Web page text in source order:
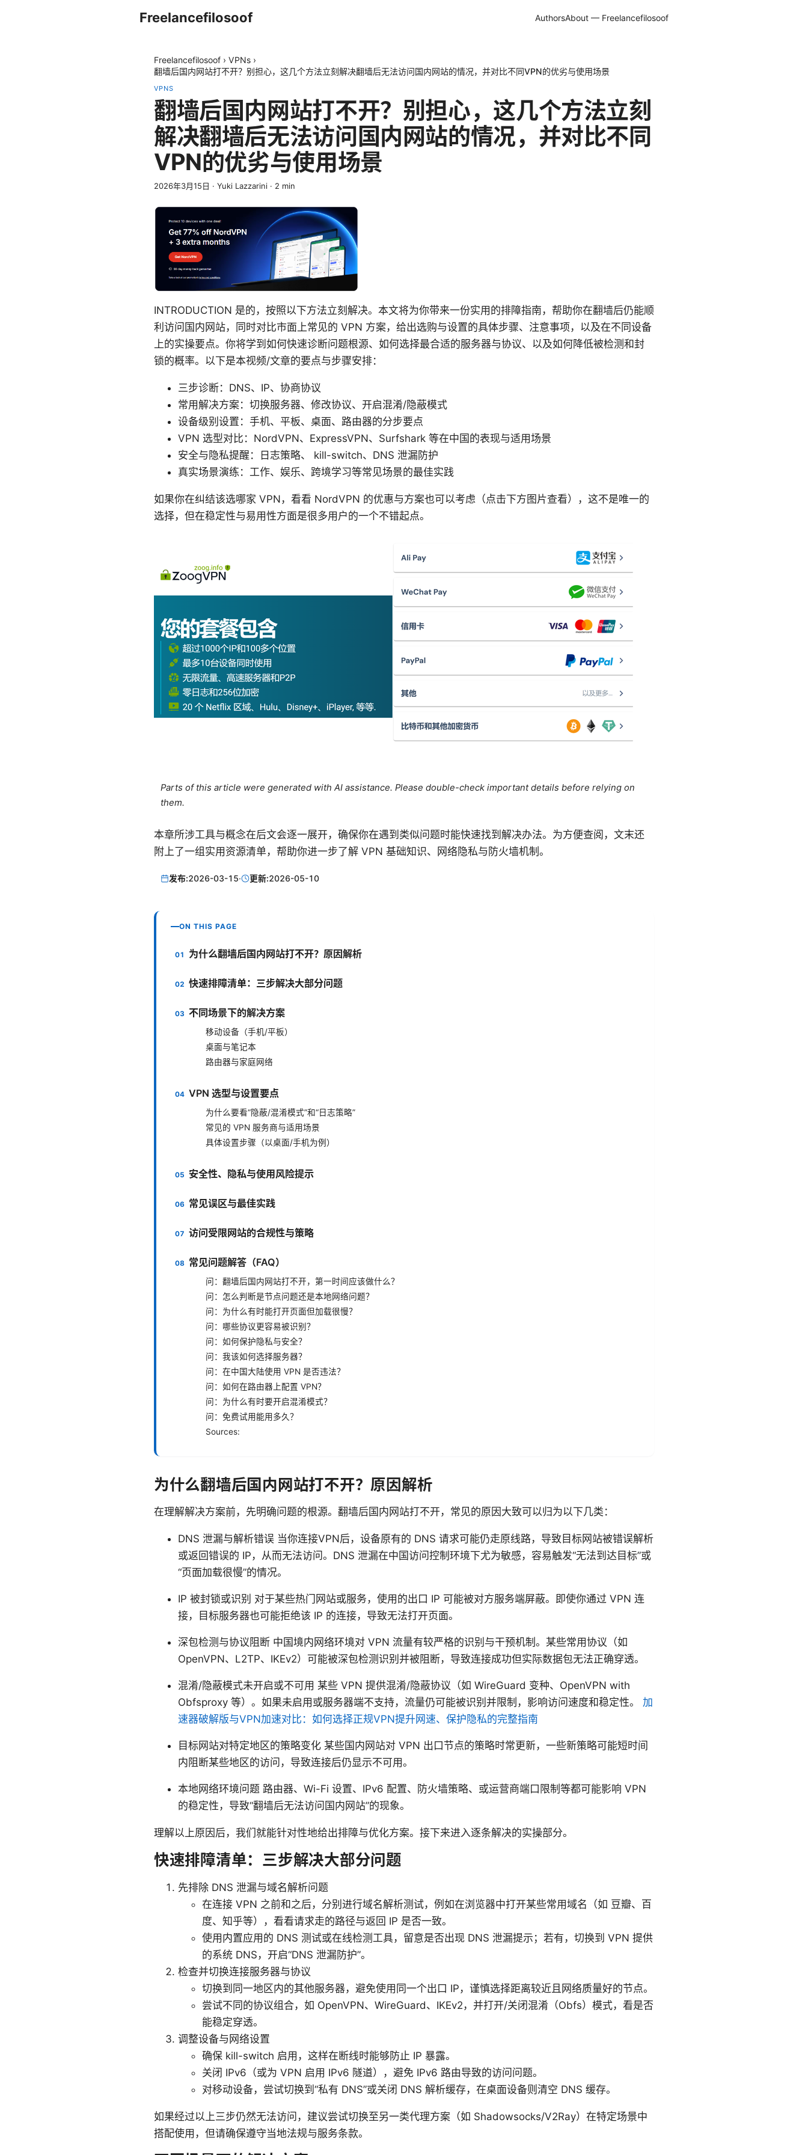
Freelancefilosoof AuthorsAbout — Freelancefilosoof
Freelancefilosoof › VPNs ›
翻墙后国内网站打不开？别担心，这几个方法立刻解决翻墙后无法访问国内网站的情况，并对比不同VPN的优劣与使用场景
VPNS
翻墙后国内网站打不开？别担心，这几个方法立刻
解决翻墙后无法访问国内网站的情况，并对比不同
VPN的优劣与使用场景
2026年3月15日 · Yuki Lazzarini · 2 min
INTRODUCTION 是的，按照以下方法立刻解决。本文将为你带来一份实用的排障指南，帮助你在翻墙后仍能顺
利访问国内网站，同时对比市面上常见的 VPN 方案，给出选购与设置的具体步骤、注意事项，以及在不同设备
上的实操要点。你将学到如何快速诊断问题根源、如何选择最合适的服务器与协议、以及如何降低被检测和封
锁的概率。以下是本视频/文章的要点与步骤安排：
三步诊断：DNS、IP、协商协议
常用解决方案：切换服务器、修改协议、开启混淆/隐蔽模式
设备级别设置：手机、平板、桌面、路由器的分步要点
VPN 选型对比：NordVPN、ExpressVPN、Surfshark 等在中国的表现与适用场景
安全与隐私提醒：日志策略、 kill-switch、DNS 泄漏防护
真实场景演练：工作、娱乐、跨境学习等常见场景的最佳实践
如果你在纠结该选哪家 VPN，看看 NordVPN 的优惠与方案也可以考虑（点击下方图片查看），这不是唯一的
选择，但在稳定性与易用性方面是很多用户的一个不错起点。
Parts of this article were generated with AI assistance. Please double-check important details before relying on
them.
本章所涉工具与概念在后文会逐一展开，确保你在遇到类似问题时能快速找到解决办法。为方便查阅，文末还
附上了一组实用资源清单，帮助你进一步了解 VPN 基础知识、网络隐私与防火墙机制。
发布:2026-03-15· 更新:2026-05-10
ON THIS PAGE
为什么翻墙后国内网站打不开？原因解析
快速排障清单：三步解决大部分问题
不同场景下的解决方案
移动设备（手机/平板）
桌面与笔记本
路由器与家庭网络
VPN 选型与设置要点
为什么要看“隐蔽/混淆模式”和“日志策略”
常见的 VPN 服务商与适用场景
具体设置步骤（以桌面/手机为例）
安全性、隐私与使用风险提示
常见误区与最佳实践
访问受限网站的合规性与策略
常见问题解答（FAQ）
问：翻墙后国内网站打不开，第一时间应该做什么？
问：怎么判断是节点问题还是本地网络问题？
问：为什么有时能打开页面但加载很慢？
问：哪些协议更容易被识别？
问：如何保护隐私与安全？
问：我该如何选择服务器？
问：在中国大陆使用 VPN 是否违法？
问：如何在路由器上配置 VPN？
问：为什么有时要开启混淆模式？
问：免费试用能用多久？
Sources:
为什么翻墙后国内网站打不开？原因解析
在理解解决方案前，先明确问题的根源。翻墙后国内网站打不开，常见的原因大致可以归为以下几类：
DNS 泄漏与解析错误 当你连接VPN后，设备原有的 DNS 请求可能仍走原线路，导致目标网站被错误解析
或返回错误的 IP，从而无法访问。DNS 泄漏在中国访问控制环境下尤为敏感，容易触发“无法到达目标”或
“页面加载很慢”的情况。
IP 被封锁或识别 对于某些热门网站或服务，使用的出口 IP 可能被对方服务端屏蔽。即使你通过 VPN 连
接，目标服务器也可能拒绝该 IP 的连接，导致无法打开页面。
深包检测与协议阻断 中国境内网络环境对 VPN 流量有较严格的识别与干预机制。某些常用协议（如
OpenVPN、L2TP、IKEv2）可能被深包检测识别并被阻断，导致连接成功但实际数据包无法正确穿透。
混淆/隐蔽模式未开启或不可用 某些 VPN 提供混淆/隐蔽协议（如 WireGuard 变种、OpenVPN with
Obfsproxy 等）。如果未启用或服务器端不支持，流量仍可能被识别并限制，影响访问速度和稳定性。 加
速器破解版与VPN加速对比：如何选择正规VPN提升网速、保护隐私的完整指南
目标网站对特定地区的策略变化 某些国内网站对 VPN 出口节点的策略时常更新，一些新策略可能短时间
内阻断某些地区的访问，导致连接后仍显示不可用。
本地网络环境问题 路由器、Wi-Fi 设置、IPv6 配置、防火墙策略、或运营商端口限制等都可能影响 VPN
的稳定性，导致“翻墙后无法访问国内网站”的现象。
理解以上原因后，我们就能针对性地给出排障与优化方案。接下来进入逐条解决的实操部分。
快速排障清单：三步解决大部分问题
先排除 DNS 泄漏与域名解析问题
在连接 VPN 之前和之后，分别进行域名解析测试，例如在浏览器中打开某些常用域名（如 豆瓣、百
度、知乎等），看看请求走的路径与返回 IP 是否一致。
使用内置应用的 DNS 测试或在线检测工具，留意是否出现 DNS 泄漏提示；若有，切换到 VPN 提供
的系统 DNS，开启“DNS 泄漏防护”。
检查并切换连接服务器与协议
切换到同一地区内的其他服务器，避免使用同一个出口 IP，谨慎选择距离较近且网络质量好的节点。
尝试不同的协议组合，如 OpenVPN、WireGuard、IKEv2，并打开/关闭混淆（Obfs）模式，看是否
能稳定穿透。
调整设备与网络设置
确保 kill-switch 启用，这样在断线时能够防止 IP 暴露。
关闭 IPv6（或为 VPN 启用 IPv6 隧道），避免 IPv6 路由导致的访问问题。
对移动设备，尝试切换到“私有 DNS”或关闭 DNS 解析缓存，在桌面设备则清空 DNS 缓存。
如果经过以上三步仍然无法访问，建议尝试切换至另一类代理方案（如 Shadowsocks/V2Ray）在特定场景中
搭配使用，但请确保遵守当地法规与服务条款。